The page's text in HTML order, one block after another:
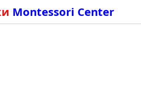
Montessori Center